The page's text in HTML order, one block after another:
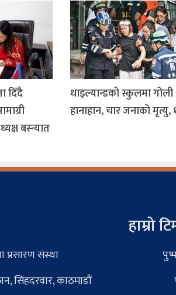
दिँदै
बस्न्यात
थाइल्यान्डको स्कुलमा गोली
हानाहान, चार जनाको
प्रसारण संस्था
सिंहदरवार, काठमाडौं
हाम्रो